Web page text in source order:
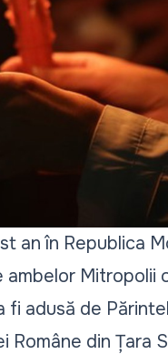
an în Republica
Mitropolii
fi adusă de
din Țara